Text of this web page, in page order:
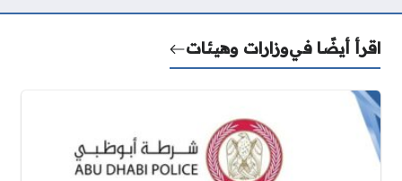
اقرأ أيضًا فيوزارات وهيئات